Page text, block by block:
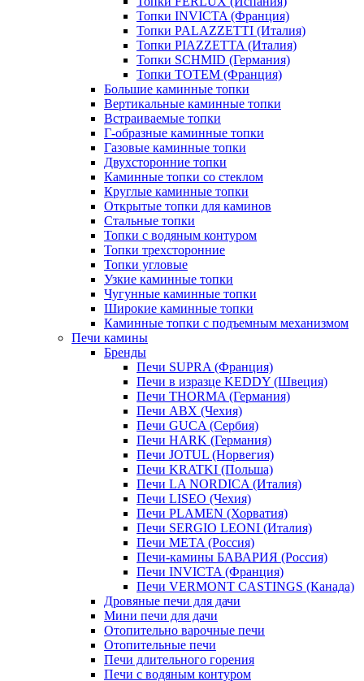
Топки INVICTA (Франция)
Топки PALAZZETTI (Италия)
Топки PIAZZETTA (Италия)
Топки SCHMID (Германия)
Топки TOTEM (Франция)
Большие каминные топки
Вертикальные каминные топки
Встраиваемые топки
Г-образные каминные топки
Газовые каминные топки
Двухсторонние топки
Каминные топки со стеклом
Круглые каминные топки
Открытые топки для каминов
Стальные топки
Топки с водяным контуром
Топки трехсторонние
Топки угловые
Узкие каминные топки
Чугунные каминные топки
Широкие каминные топки
Каминные топки с подъемным механизмом
Печи камины
Бренды
Печи SUPRA (Франция)
Печи в изразце KEDDY (Швеция)
Печи THORMA (Германия)
Печи ABX (Чехия)
Печи GUCA (Сербия)
Печи HARK (Германия)
Печи JOTUL (Норвегия)
Печи KRATKI (Польша)
Печи LA NORDICA (Италия)
Печи LISEO (Чехия)
Печи PLAMEN (Хорватия)
Печи SERGIO LEONI (Италия)
Печи META (Россия)
Печи-камины БАВАРИЯ (Россия)
Печи INVICTA (Франция)
Печи VERMONT CASTINGS (Канада)
Дровяные печи для дачи
Мини печи для дачи
Отопительно варочные печи
Отопительные печи
Печи длительного горения
Печи с водяным контуром